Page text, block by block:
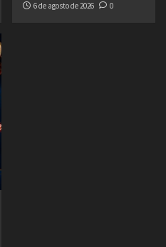
6 de agosto de 2026
0